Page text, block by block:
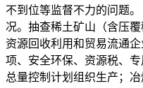
不到位等监督不力的问
况。抽查稀土矿山（含压
资源回收利用和贸易流通
项、安全环保、资源税、
总量控制计划组织生产；